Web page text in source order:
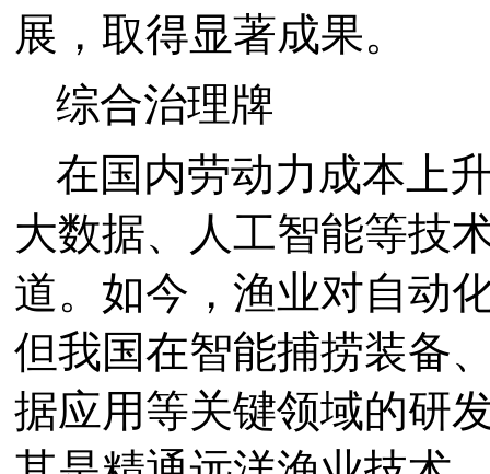
展，取得显著成果。
综合治理牌
在国内劳动力成本上
大数据、人工智能等技
道。如今，渔业对自动
但我国在智能捕捞装备
据应用等关键领域的研